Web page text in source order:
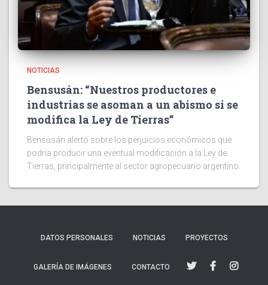
NOTICIAS
Bensusán: “Nuestros productores e
industrias se asoman a un abismo si se
modifica la Ley de Tierras”
Bensusán alertó sobre los perjuicios económicos que
podría producir una eventual modificación a la Ley de
Tierras, principalmente al sector agropecuario argentino.
DATOS PERSONALES NOTICIAS PROYECTOS
GALERÍA DE IMÁGENES CONTACTO